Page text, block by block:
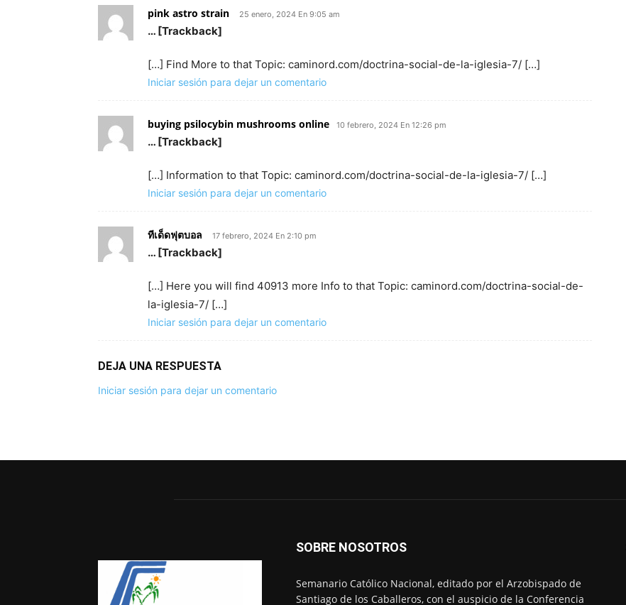
pink astro strain 25 enero, 2024 En 9:05 am
… [Trackback]
[…] Find More to that Topic: caminord.com/doctrina-social-de-la-iglesia-7/ […]
Iniciar sesión para dejar un comentario
buying psilocybin mushrooms online​ 10 febrero, 2024 En 12:26 pm
… [Trackback]
[…] Information to that Topic: caminord.com/doctrina-social-de-la-iglesia-7/ […]
Iniciar sesión para dejar un comentario
ทีเด็ดฟุตบอล 17 febrero, 2024 En 2:10 pm
… [Trackback]
[…] Here you will find 40913 more Info to that Topic: caminord.com/doctrina-social-de-
la-iglesia-7/ […]
Iniciar sesión para dejar un comentario
DEJA UNA RESPUESTA
Iniciar sesión para dejar un comentario
SOBRE NOSOTROS
Semanario Católico Nacional, editado por el Arzobispado de
Santiago de los Caballeros, con el auspicio de la Conferencia